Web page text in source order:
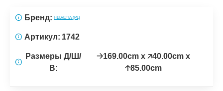
Бренд: HELVETIA (PL)
Артикул: 1742
Размеры Д/Ш/
В:
🡢169.00cm x 🡥40.00cm x
🡡85.00cm